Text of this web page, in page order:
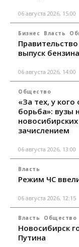
06 августа 2026, 15:00
Бизнес Власть
выпуск
06 августа 2026, 14:00
Общество
«За тех, у
борьба»: вузы
зачислением
06 августа 2026, 13:00
Власть
Режим ЧС
06 августа 2026, 12:15
Власть Общество
Новосибирск
Путина